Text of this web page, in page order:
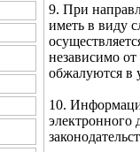
9. При
иметь в виду
независимо
обжалуются в
10.
электронного